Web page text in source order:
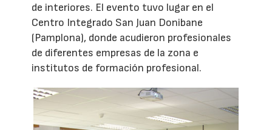
de interiores. El evento tuvo lugar en el
Centro Integrado San Juan Donibane
(Pamplona), donde acudieron profesionales
de diferentes empresas de la zona e
institutos de formación profesional.